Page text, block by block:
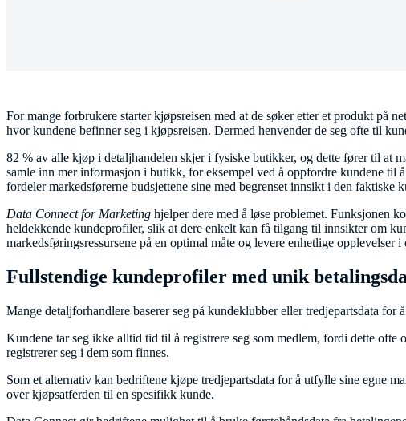
For mange forbrukere starter kjøpsreisen med at de søker etter et produkt på
hvor kundene befinner seg i kjøpsreisen. Dermed henvender de seg ofte til
82 % av alle kjøp i detaljhandelen skjer i fysiske butikker, og dette fører til at
samle inn mer informasjon i butikk, for eksempel ved å oppfordre kundene til
fordeler markedsførerne budsjettene sine med begrenset innsikt i den faktiske
Data Connect for Marketing hjelper dere med å løse problemet. Funksjonen
heldekkende kundeprofiler, slik at dere enkelt kan få tilgang til innsikter om
markedsføringsressursene på en optimal måte og levere enhetlige opplevelser i
Fullstendige kundeprofiler med unik
Mange detaljforhandlere baserer seg på kundeklubber eller tredjepartsdata for
Kundene tar seg ikke alltid tid til å registrere seg som medlem, fordi dette
registrerer seg i dem som finnes.
Som et alternativ kan bedriftene kjøpe tredjepartsdata for å utfylle sine egne
over kjøpsatferden til en spesifikk kunde.